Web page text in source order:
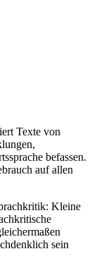
Texte von
befassen.
auf allen
Kleine
sein